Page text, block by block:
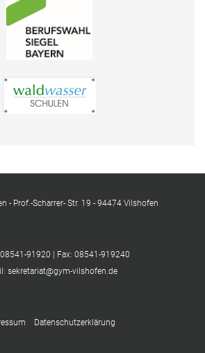
- Prof.-Scharrer- Str. 19 - 94474 Vilshofen
91920 | Fax: 08541-919240
sekretariat@gym-vilshofen.de
Datenschutzerklärung